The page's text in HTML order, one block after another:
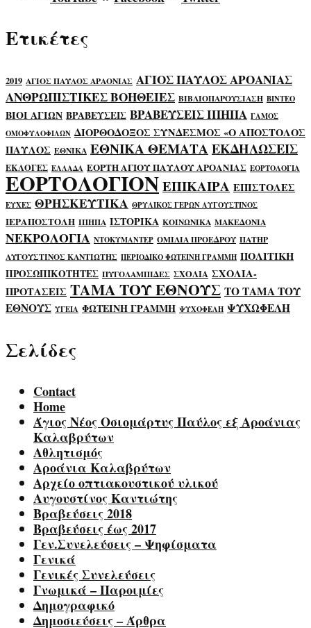
Ετικέτες
2019 ΑΓΙΟΣ ΠΑΥΛΟΣ ΑΡΑΟΝΙΑΣ ΑΓΙΟΣ ΠΑΥΛΟΣ ΑΡΟΑΝΙΑΣ
ΑΝΘΡΩΠΙΣΤΙΚΕΣ ΒΟΗΘΕΙΕΣ ΒΙΒΛΙΟΠΑΡΟΥΣΙΑΣΗ ΒΙΝΤΕΟ
ΒΙΟΙ ΑΓΙΩΝ ΒΡΑΒΕΥΣΕΙΣ ΒΡΑΒΕΥΣΕΙΣ ΙΠΗΠΑ ΓΑΜΟΣ
ΟΜΟΦΥΛΟΦΙΛΩΝ ΔΙΟΡΘΟΔΟΞΟΣ ΣΥΝΔΕΣΜΟΣ «Ο ΑΠΟΣΤΟΛΟΣ
ΠΑΥΛΟΣ ΕΘΝΙΚΑ ΕΘΝΙΚΑ ΘΕΜΑΤΑΕΚΔΗΛΩΣΕΙΣ
ΕΚΛΟΓΕΣ ΕΛΛΑΔΑ ΕΟΡΤΗ ΑΓΙΟΥ ΠΑΥΛΟΥ ΑΡΟΑΝΙΑΣ ΕΟΡΤΟΛΟΓΙΑ
ΕΟΡΤΟΛΟΓΙΟΝΕΠΙΚΑΙΡΑ ΕΠΙΣΤΟΛΕΣ
ΕΥΧΕΣ ΘΡΗΣΚΕΥΤΙΚΑ ΘΡΥΛΙΚΟΣ ΓΕΡΩΝ ΑΥΓΟΥΣΤΙΝΟΣ
ΙΕΡΑΠΟΣΤΟΛΗ ΙΠΗΠΑ ΙΣΤΟΡΙΚΑ ΚΟΙΝΩΝΙΚΑ ΜΑΚΕΔΟΝΙΑ
ΝΕΚΡΟΛΟΓΙΑ ΝΤΟΚΥΜΑΝΤΕΡ ΟΜΙΛΙΑ ΠΡΟΕΔΡΟΥ ΠΑΤΗΡ
ΑΥΓΟΥΣΤΙΝΟΣ ΚΑΝΤΙΩΤΗΣ ΠΕΡΙΟΔΙΚΟ ΦΩΤΕΙΝΗ ΓΡΑΜΜΗ ΠΟΛΙΤΙΚΗ
ΠΡΟΣΩΠΙΚΟΤΗΤΕΣ ΠΥΓΟΛΑΜΠΙΔΕΣ ΣΧΟΛΙΑ ΣΧΟΛΙΑ-
ΠΡΟΤΑΣΕΙΣ ΤΑΜΑ ΤΟΥ ΕΘΝΟΥΣ ΤΟ ΤΑΜΑ ΤΟΥ
ΕΘΝΟΥΣ ΥΓΕΙΑ ΦΩΤΕΙΝΗ ΓΡΑΜΜΗ ΨΥΧΟΦΕΛΗ ΨΥΧΩΦΕΛΗ
Σελίδες
Contact
Home
Άγιος Νέος Οσιομάρτυς Παύλος εξ Αροάνιας
Καλαβρύτων
Αθλητισμός
Αροάνια Καλαβρύτων
Αρχείο οπτιακουστικού υλικού
Αυγουστίνος Καντιώτης
Βραβεύσεις 2018
Βραβεύσεις έως 2017
Γεν.Συνελεύσεις – Ψηφίσματα
Γενικά
Γενικές Συνελεύσεις
Γνωμικά – Παροιμίες
Δημογραφικό
Δημοσιεύσεις – Άρθρα